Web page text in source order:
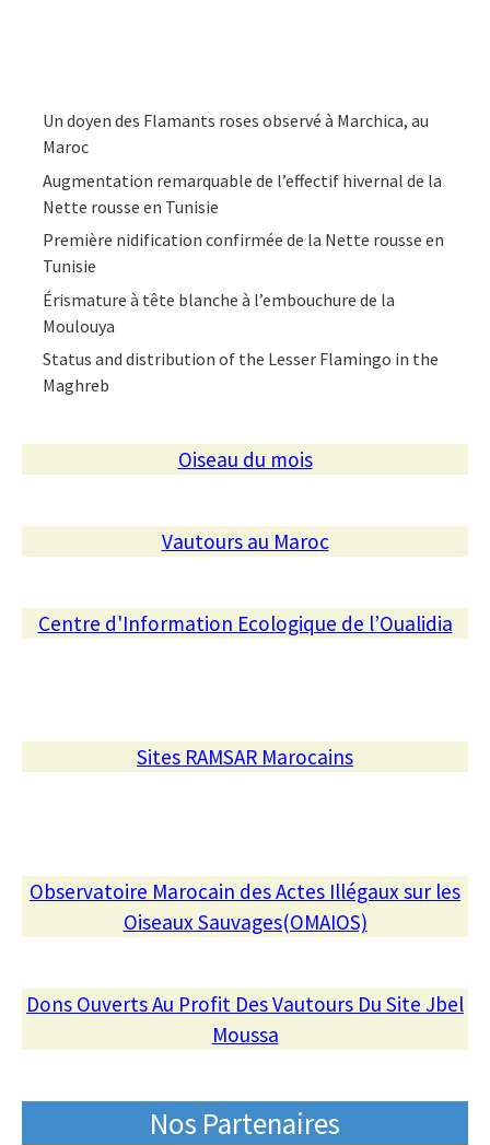
Un doyen des Flamants roses observé à Marchica, au
Maroc
Augmentation remarquable de l’effectif hivernal de la
Nette rousse en Tunisie
Première nidification confirmée de la Nette rousse en
Tunisie
Érismature à tête blanche à l’embouchure de la
Moulouya
Status and distribution of the Lesser Flamingo in the
Maghreb
Oiseau du mois
Vautours au Maroc
Centre d'Information Ecologique de l’Oualidia
Sites RAMSAR Marocains
Observatoire Marocain des Actes Illégaux sur les
Oiseaux Sauvages(OMAIOS)
Dons Ouverts Au Profit Des Vautours Du Site Jbel
Moussa
Nos Partenaires